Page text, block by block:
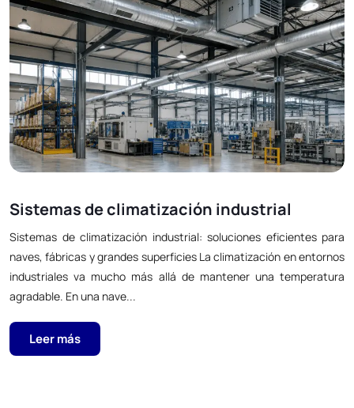
Sistemas de climatización industrial
Sistemas de climatización industrial: soluciones eficientes para
naves, fábricas y grandes superficies La climatización en entornos
industriales va mucho más allá de mantener una temperatura
agradable. En una nave...
Leer más